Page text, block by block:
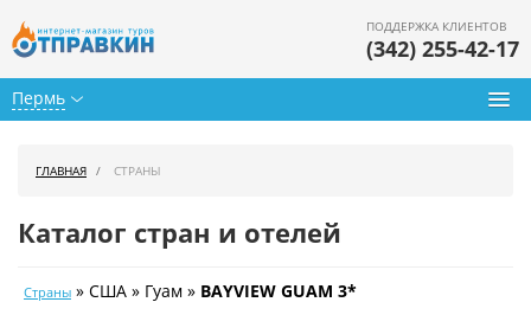
Пермь
ПОДДЕРЖКА КЛИЕНТОВ
(342) 255-42-17
Календарь туров
ГЛАВНАЯ СТРАНЫ
Каталог стран и отелей
Страны » США » Гуам » BAYVIEW GUAM 3*